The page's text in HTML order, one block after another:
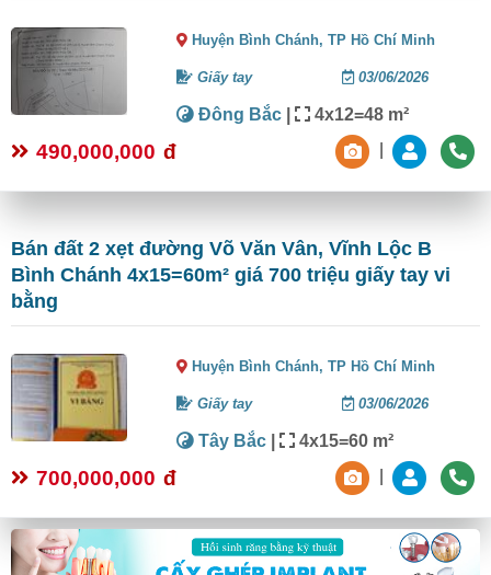
Huyện Bình Chánh,TP Hồ Chí Minh
Giấy tay 03/06/2026
Đông Bắc | 4x12=48 m²
490,000,000 đ
Bán đất 2 xẹt đường Võ Văn Vân, Vĩnh Lộc B
Bình Chánh 4x15=60m² giá 700 triệu giấy tay vi
bằng
Huyện Bình Chánh,TP Hồ Chí Minh
Giấy tay 03/06/2026
Tây Bắc | 4x15=60 m²
700,000,000 đ